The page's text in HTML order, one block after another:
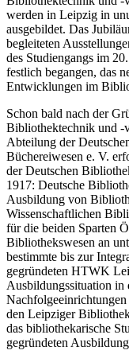
werden in Leipzig in
ausgebildet. Das
begleiteten
des Studiengangs im
festlich begangen, das
Entwicklungen im
Schon bald nach der
Bibliothektechnik und -
Abteilung der
Büchereiwesen e. V.
der Deutschen
1917: Deutsche
Ausbildung von
Wissenschaftlichen
für die beiden Sparten
Bibliothekswesen an
bestimmte bis zur
gegründeten HTWK
Ausbildungssituation in
Nachfolgeeinrichtungen
den Leipziger
das bibliothekarische
gegründeten